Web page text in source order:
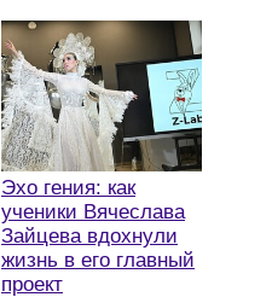
Эхо гения: как
ученики Вячеслава
Зайцева вдохнули
жизнь в его главный
проект